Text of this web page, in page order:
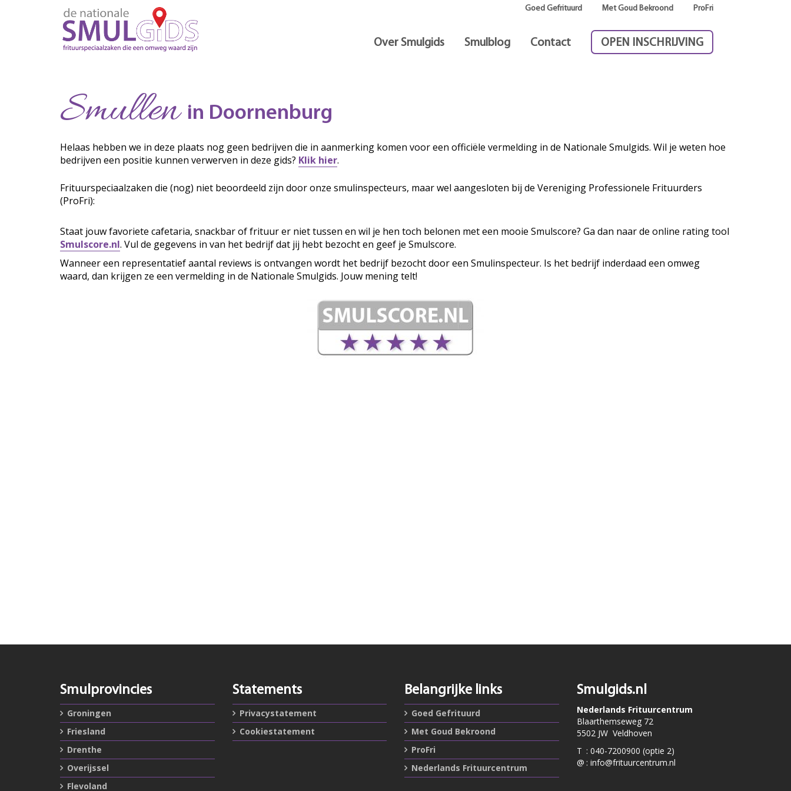
Goed Gefrituurd Met Goud Bekroond ProFri
Over Smulgids Smulblog Contact OPEN INSCHRIJVING
Smullenin Doornenburg
Helaas hebben we in deze plaats nog geen bedrijven die in aanmerking komen voor een officiële vermelding in de Nationale Smulgids. Wil je weten hoe
bedrijven een positie kunnen verwerven in deze gids? Klik hier.
Frituurspeciaalzaken die (nog) niet beoordeeld zijn door onze smulinspecteurs, maar wel aangesloten bij de Vereniging Professionele Frituurders
(ProFri):
Staat jouw favoriete cafetaria, snackbar of frituur er niet tussen en wil je hen toch belonen met een mooie Smulscore? Ga dan naar de online rating tool
Smulscore.nl. Vul de gegevens in van het bedrijf dat jij hebt bezocht en geef je Smulscore.
Wanneer een representatief aantal reviews is ontvangen wordt het bedrijf bezocht door een Smulinspecteur. Is het bedrijf inderdaad een omweg
waard, dan krijgen ze een vermelding in de Nationale Smulgids. Jouw mening telt!
Smulprovincies
Groningen
Friesland
Drenthe
Overijssel
Flevoland
Statements
Privacystatement
Cookiestatement
Belangrijke links
Goed Gefrituurd
Met Goud Bekroond
ProFri
Nederlands Frituurcentrum
Smulgids.nl
Nederlands Frituurcentrum
Blaarthemseweg 72
5502 JW Veldhoven
T : 040-7200900 (optie 2)
@ : info@frituurcentrum.nl